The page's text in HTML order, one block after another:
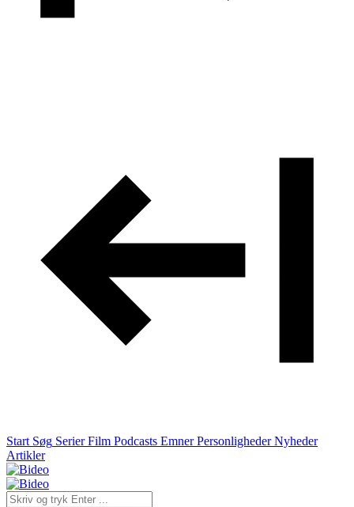
Start Søg Serier Film Podcasts Emner Personligheder Nyheder
Artikler